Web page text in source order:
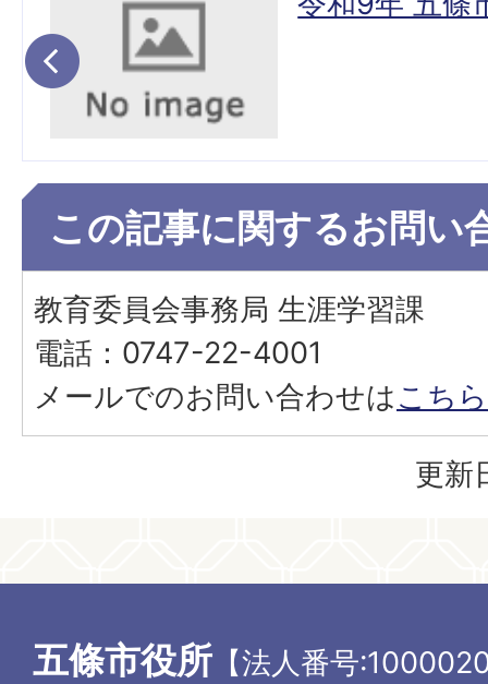
この記事に関するお問い
教育委員会事務局 生涯学習課
電話：0747-22-4001
メールでのお問い合わせはこちら
更新
五條市役所 【法人番号